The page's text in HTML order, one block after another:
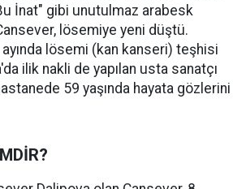
İnat" gibi unutulmaz arabesk
lösemiye yeni düştü.
lösemi (kan kanseri) teşhisi
ilik nakli de yapılan usta sanatçı
59 yaşında hayata gözlerini